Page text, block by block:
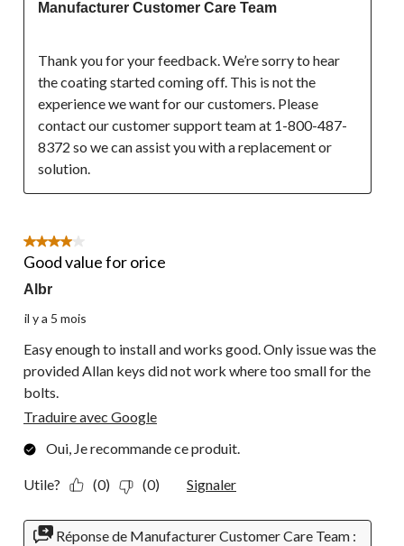
Manufacturer Customer Care Team
Thank you for your feedback. We’re sorry to hear
the coating started coming off. This is not the
experience we want for our customers. Please
contact our customer support team at 1-800-487-
8372 so we can assist you with a replacement or
solution.
4 étoile(s) sur 5.
Good value for orice
Albr
il y a 5 mois
Easy enough to install and works good. Only issue was the
provided Allan keys did not work where too small for the
bolts.
Traduire avec Google
Oui, Je recommande ce produit.
Utile? (0) (0) Signaler
Réponse de Manufacturer Customer Care Team :